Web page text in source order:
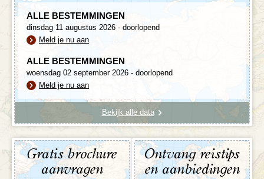
ALLE BESTEMMINGEN
dinsdag 11 augustus 2026 - doorlopend
Meld je nu aan
ALLE BESTEMMINGEN
woensdag 02 september 2026 - doorlopend
Meld je nu aan
Bekijk alle data
Gratis brochure
aanvragen
Ontvang reistips
en aanbiedingen